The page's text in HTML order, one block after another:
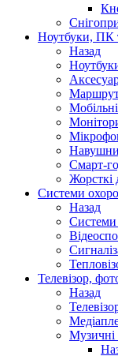
Ноутбуки, ПК
Назад
Смарт-
Жорсткі
Системи
Назад
Системи
Телевізор,
Назад
Музичні